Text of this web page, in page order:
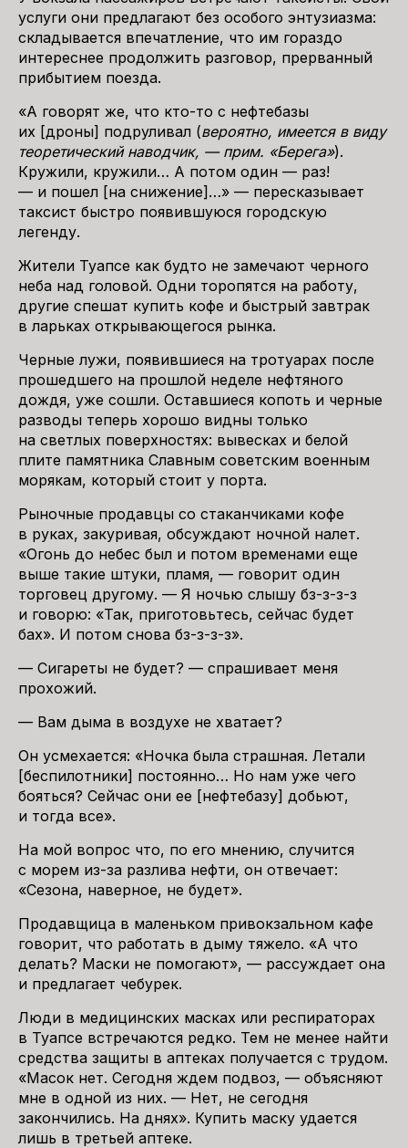
услуги они предлагают без особого энтузиазма:
складывается впечатление, что им гораздо
интереснее продолжить разговор, прерванный
прибытием поезда.
«А говорят же, что кто-то с нефтебазы
их [дроны] подруливал (вероятно, имеется в виду
теоретический наводчик, — прим. «Берега»).
Кружили, кружили… А потом один — раз!
— и пошел [на снижение]…» — пересказывает
таксист быстро появившуюся городскую
легенду.
Жители Туапсе как будто не замечают черного
неба над головой. Одни торопятся на работу,
другие спешат купить кофе и быстрый завтрак
в ларьках открывающегося рынка.
Черные лужи, появившиеся на тротуарах после
прошедшего на прошлой неделе нефтяного
дождя, уже сошли. Оставшиеся копоть и черные
разводы теперь хорошо видны только
на светлых поверхностях: вывесках и белой
плите памятника Славным советским военным
морякам, который стоит у порта.
Рыночные продавцы со стаканчиками кофе
в руках, закуривая, обсуждают ночной налет.
«Огонь до небес был и потом временами еще
выше такие штуки, пламя, — говорит один
торговец другому. — Я ночью слышу бз-з-з-з
и говорю: «Так, приготовьтесь, сейчас будет
бах». И потом снова бз-з-з-з».
— Сигареты не будет? — спрашивает меня
прохожий.
— Вам дыма в воздухе не хватает?
Он усмехается: «Ночка была страшная. Летали
[беспилотники] постоянно… Но нам уже чего
бояться? Сейчас они ее [нефтебазу] добьют,
и тогда все».
На мой вопрос что, по его мнению, случится
с морем из-за разлива нефти, он отвечает:
«Сезона, наверное, не будет».
Продавщица в маленьком привокзальном кафе
говорит, что работать в дыму тяжело. «А что
делать? Маски не помогают», — рассуждает она
и предлагает чебурек.
Люди в медицинских масках или респираторах
в Туапсе встречаются редко. Тем не менее найти
средства защиты в аптеках получается с трудом.
«Масок нет. Сегодня ждем подвоз, — объясняют
мне в одной из них. — Нет, не сегодня
закончились. На днях». Купить маску удается
лишь в третьей аптеке.